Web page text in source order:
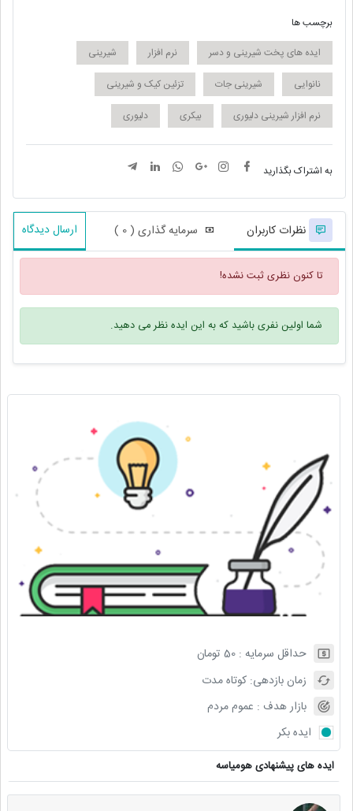
حداقل سرمایه :50 تومان
زمان بازدهی:کوتاه مدت
بازار هدف : عموم مردم
ایده بکر
ایده های پیشنهادی هومیاسه
برچسب ها
ایده های پخت شیرینی و دسر
نرم افزار
شیرینی
نانوایی
شیرینی جات
تزئین کیک و شیرینی
نرم افزار شیرینی دلیوری
بیکری دلیوری
به اشتراک بگذارید
نظرات کاربران سرمایه گذاری ( 0 ) ارسال دیدگاه
تا کنون نظری ثبت نشده!
شما اولین نفری باشید که به این ایده نظر می دهید.